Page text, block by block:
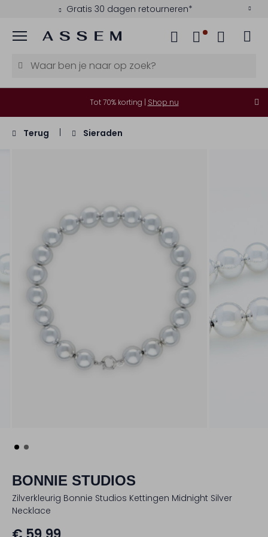
Gratis 30 dagen retourneren*
Menu
Tot 70% korting | Shop nu
Terug Sieraden
BONNIE STUDIOS
Zilverkleurig Bonnie Studios Kettingen Midnight Silver
Necklace